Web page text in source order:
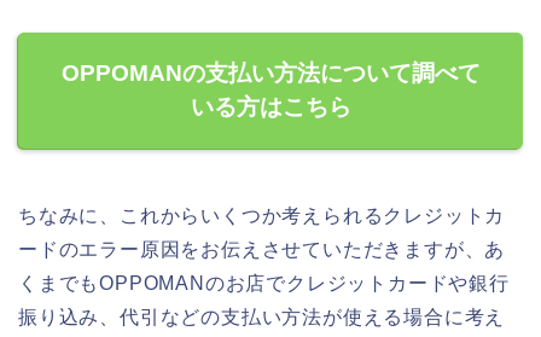
OPPOMANの支払い方法について調べて
いる方はこちら
ちなみに、これからいくつか考えられるクレジットカ
ードのエラー原因をお伝えさせていただきますが、あ
くまでもOPPOMANのお店でクレジットカードや銀行
振り込み、代引などの支払い方法が使える場合に考え